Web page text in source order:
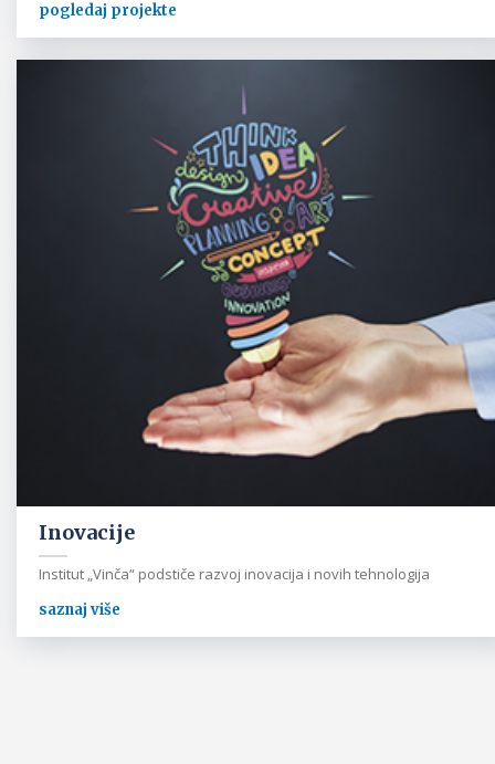
pogledaj projekte
Inovacije
Institut „Vinča“ podstiče razvoj inovacija i novih tehnologija
saznaj više